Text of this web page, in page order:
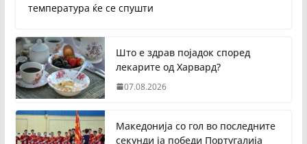
температура ќе се спушти
Што е здрав појадок според
лекарите од Харвард?
07.08.2026
Македонија со гол во последните
секунди ја победи Португалија